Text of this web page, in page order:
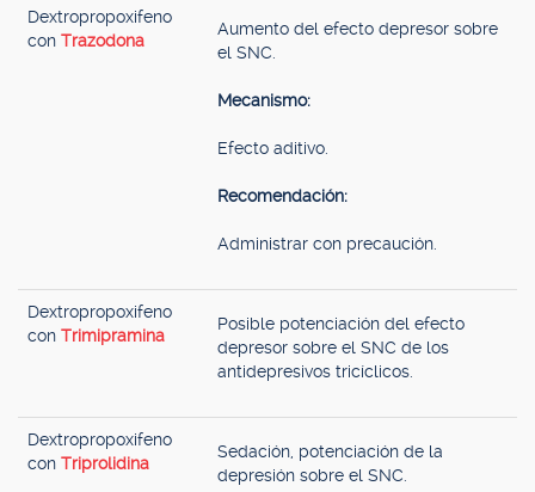
Dextropropoxifeno
con Trazodona
Aumento del efecto depresor sobre
el SNC.
Mecanismo:
Efecto aditivo.
Recomendación:
Administrar con precaución.
Dextropropoxifeno
con Trimipramina
Posible potenciación del efecto
depresor sobre el SNC de los
antidepresivos tricíclicos.
Dextropropoxifeno
con Triprolidina
Sedación, potenciación de la
depresión sobre el SNC.